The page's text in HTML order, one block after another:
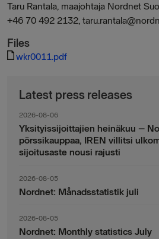
Taru Rantala, maajohtaja Nordnet
+46 70 492 2132,
Files
wkr0011.pdf
Latest press releases
2026-08-06
Yksityissijoittajien heinäkuu –
pörssikauppaa, IREN villitsi
sijoitusaste nousi rajusti
2026-08-05
Nordnet: Månadsstatistik juli
2026-08-05
Nordnet: Monthly statistics July